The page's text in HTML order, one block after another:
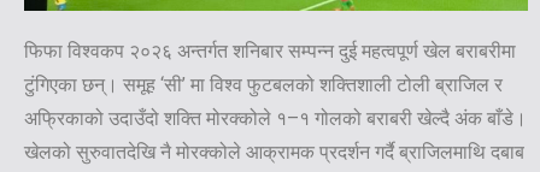
फिफा विश्वकप २०२६ अन्तर्गत शनिबार सम्पन्न दुई महत्वपूर्ण खेल बराबरीमा
टुंगिएका छन्। समूह ‘सी’ मा विश्व फुटबलको शक्तिशाली टोली ब्राजिल र
अफ्रिकाको उदाउँदो शक्ति मोरक्कोले १–१ गोलको बराबरी खेल्दै अंक बाँडे।
खेलको सुरुवातदेखि नै मोरक्कोले आक्रामक प्रदर्शन गर्दै ब्राजिलमाथि दबाब